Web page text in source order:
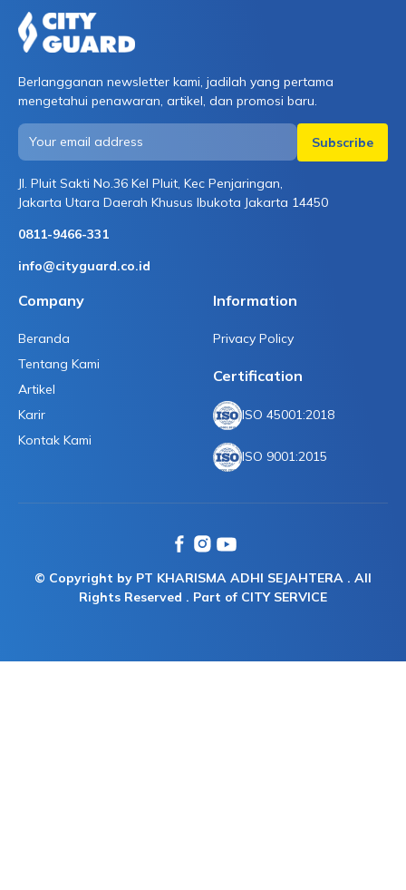
Berlangganan newsletter kami, jadilah yang pertama
mengetahui penawaran, artikel, dan promosi baru.
Jl. Pluit Sakti No.36 Kel Pluit, Kec Penjaringan,
Jakarta Utara Daerah Khusus Ibukota Jakarta 14450
0811-9466-331
info@cityguard.co.id
Company
Beranda
Tentang Kami
Artikel
Karir
Kontak Kami
Information
Privacy Policy
Certification
ISO 45001:2018
ISO 9001:2015
© Copyright by PT KHARISMA ADHI SEJAHTERA . All
Rights Reserved . Part of CITY SERVICE